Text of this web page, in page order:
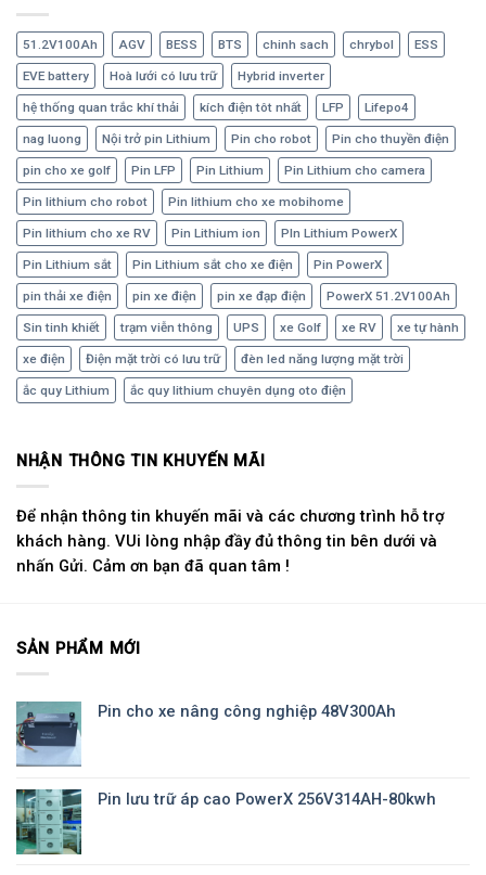
51.2V100Ah AGV BESS BTS chinh sach chrybol ESS
EVE battery Hoà lưới có lưu trữ Hybrid inverter
hệ thống quan trắc khí thải kích điện tôt nhất LFP Lifepo4
nag luong Nội trở pin Lithium Pin cho robot Pin cho thuyền điện
pin cho xe golf Pin LFP Pin Lithium Pin Lithium cho camera
Pin lithium cho robot Pin lithium cho xe mobihome
Pin lithium cho xe RV Pin Lithium ion PIn Lithium PowerX
Pin Lithium sắt Pin Lithium sắt cho xe điện Pin PowerX
pin thải xe điện pin xe điện pin xe đạp điện PowerX 51.2V100Ah
Sin tinh khiết trạm viễn thông UPS xe Golf xe RV xe tự hành
xe điện Điện mặt trời có lưu trữ đèn led năng lượng mặt trời
ắc quy Lithium ắc quy lithium chuyên dụng oto điện
NHẬN THÔNG TIN KHUYẾN MÃI
Để nhận thông tin khuyến mãi và các chương trình hỗ trợ
khách hàng. VUi lòng nhập đầy đủ thông tin bên dưới và
nhấn Gửi. Cảm ơn bạn đã quan tâm !
SẢN PHẨM MỚI
Pin cho xe nâng công nghiệp 48V300Ah
Pin lưu trữ áp cao PowerX 256V314AH-80kwh